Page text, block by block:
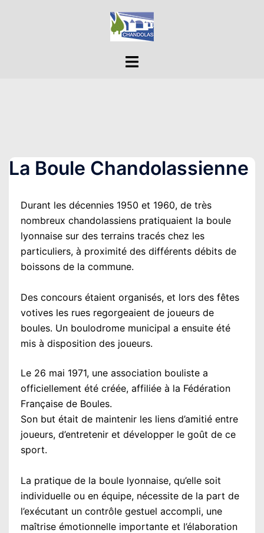
Ouvrir/fermer
La Boule Chandolassienne
Durant les décennies 1950 et 1960, de très
nombreux chandolassiens pratiquaient la boule
lyonnaise sur des terrains tracés chez les
particuliers, à proximité des différents débits de
boissons de la commune.
Des concours étaient organisés, et lors des fêtes
votives les rues regorgeaient de joueurs de
boules. Un boulodrome municipal a ensuite été
mis à disposition des joueurs.
Le 26 mai 1971, une association bouliste a
officiellement été créée, affiliée à la Fédération
Française de Boules.
Son but était de maintenir les liens d’amitié entre
joueurs, d’entretenir et développer le goût de ce
sport.
La pratique de la boule lyonnaise, qu’elle soit
individuelle ou en équipe, nécessite de la part de
l’exécutant un contrôle gestuel accompli, une
maîtrise émotionnelle importante et l’élaboration